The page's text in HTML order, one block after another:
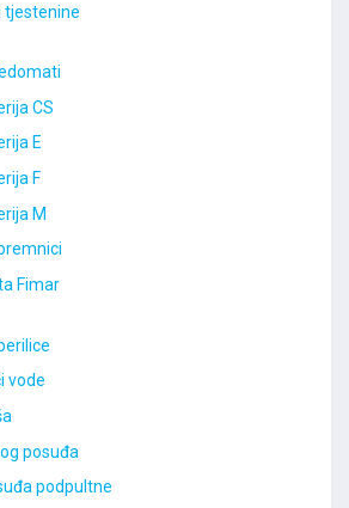
tjestenine
CS
E
F
M
Fimar
vode
posuđa
podpultne